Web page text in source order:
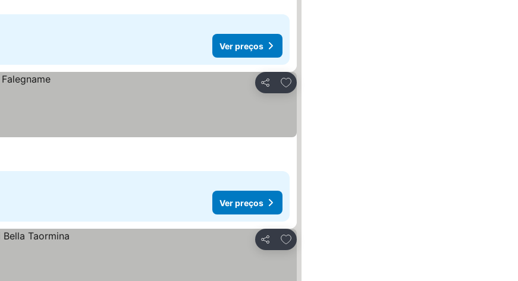
Ver preços
Partilhar
Adicionar aos favoritos
Ver preços
Partilhar
Adicionar aos favoritos